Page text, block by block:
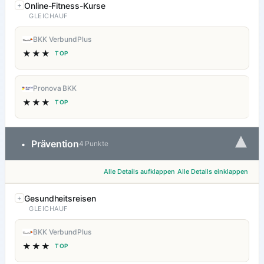
Online-Fitness-Kurse
GLEICHAUF
BKK VerbundPlus
★★★ TOP
Pronova BKK
★★★ TOP
• Prävention4 Punkte ▾
Alle Details aufklappen Alle Details einklappen
Gesundheitsreisen
GLEICHAUF
BKK VerbundPlus
★★★ TOP